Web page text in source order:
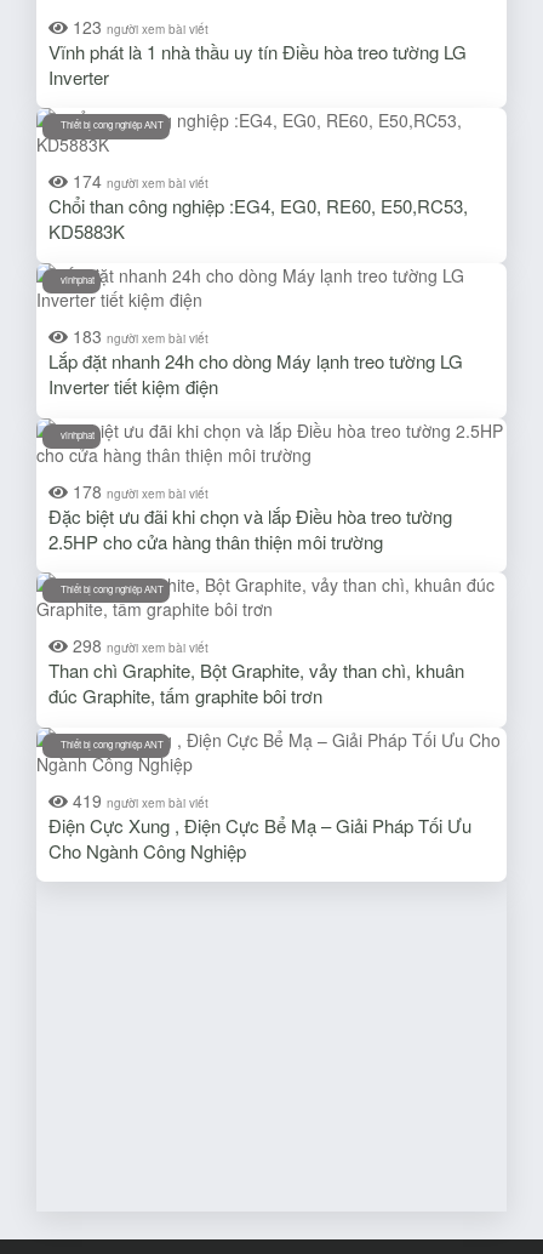
123 người xem bài viết
Vĩnh phát là 1 nhà thầu uy tín Điều hòa treo tường LG
Inverter
Thiết bị cong nghiệp ANT
174 người xem bài viết
Chổi than công nghiệp :EG4, EG0, RE60, E50,RC53,
KD5883K
vinhphat
183 người xem bài viết
Lắp đặt nhanh 24h cho dòng Máy lạnh treo tường LG
Inverter tiết kiệm điện
vinhphat
178 người xem bài viết
Đặc biệt ưu đãi khi chọn và lắp Điều hòa treo tường
2.5HP cho cửa hàng thân thiện môi trường
Thiết bị cong nghiệp ANT
298 người xem bài viết
Than chì Graphite, Bột Graphite, vảy than chì, khuân
đúc Graphite, tấm graphite bôi trơn
Thiết bị cong nghiệp ANT
419 người xem bài viết
Điện Cực Xung , Điện Cực Bể Mạ – Giải Pháp Tối Ưu
Cho Ngành Công Nghiệp